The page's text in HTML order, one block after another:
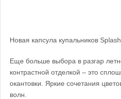
Новая капсула купальников
Еще больше выбора в разгар
контрастной отделкой – это
окантовки. Яркие сочетания
волн.